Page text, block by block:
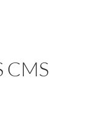
CMS